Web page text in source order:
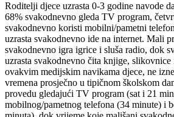
Roditelji djece uzrasta 0-3 godine navode
68% svakodnevno gleda TV program,
svakodnevno koristi mobilni/pametni
uzrasta svakodnevno ide na internet. Mali
svakodnevno igra igrice i sluša radio, dok
uzrasta svakodnevno čita knjige,
ovakvim medijskim navikama djece, ne
vremena prosječno u tipičnom školskom
provedu gledajući TV program (sat i 21
mobilnog/pametnog telefona (34 minute) i